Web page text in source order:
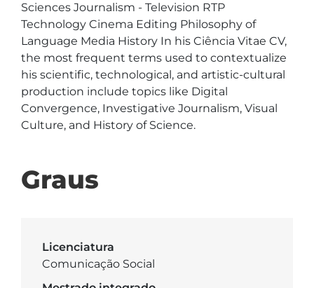
Sciences Journalism - Television RTP
Technology Cinema Editing Philosophy of
Language Media History In his Ciência Vitae CV,
the most frequent terms used to contextualize
his scientific, technological, and artistic-cultural
production include topics like Digital
Convergence, Investigative Journalism, Visual
Culture, and History of Science.
Graus
Licenciatura
Comunicação Social